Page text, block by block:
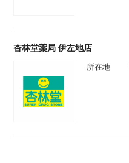
杏林堂薬局 伊左地店
所在地